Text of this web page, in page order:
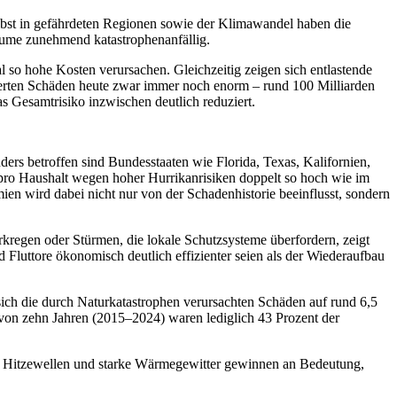
in gefährdeten Regionen sowie der Klimawandel haben die
zunehmend katastrophenanfällig.
hohe Kosten verursachen. Gleichzeitig zeigen sich entlastende
Schäden heute zwar immer noch enorm – rund 100 Milliarden
Gesamtrisiko inzwischen deutlich reduziert.
betroffen sind Bundesstaaten wie Florida, Texas, Kalifornien,
Haushalt wegen hoher Hurrikanrisiken doppelt so hoch wie im
wird dabei nicht nur von der Schadenhistorie beeinflusst, sondern
oder Stürmen, die lokale Schutzsysteme überfordern, zeigt
ökonomisch deutlich effizienter seien als der Wiederaufbau
die durch Naturkatastrophen verursachten Schäden auf rund 6,5
zehn Jahren (2015–2024) waren lediglich 43 Prozent der
und starke Wärmegewitter gewinnen an Bedeutung,